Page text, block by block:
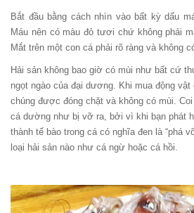
Bắt đầu bằng cách nhìn vào bất kỳ dấu
Máu nên có màu đỏ tươi chứ không phải
Mắt trên một con cá phải rõ ràng và không
Hải sản không bao giờ có mùi như bất cứ
ngọt ngào của đại dương. Khi mua động
chúng được đóng chặt và không có mùi.
cá dường như bị vỡ ra, bởi vì khi bạn phát
thành tế bào trong cá có nghĩa đen là “phá
loại hải sản nào như cá ngừ hoặc cá hồi.